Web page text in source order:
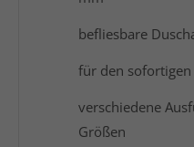
befliesbare
für den
verschiedene
Größen